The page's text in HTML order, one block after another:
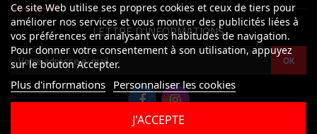
Ce site Web utilise ses propres cookies et ceux de tiers pour
améliorer nos services et vous montrer des publicités liées à
vos préférences en analysant vos habitudes de navigation.
Pour donner votre consentement à son utilisation, appuyez
sur le bouton Accepter.
Plus d'informations Personnaliser les cookies
J'ACCEPTE
LETTRE D'INFORMATIONS